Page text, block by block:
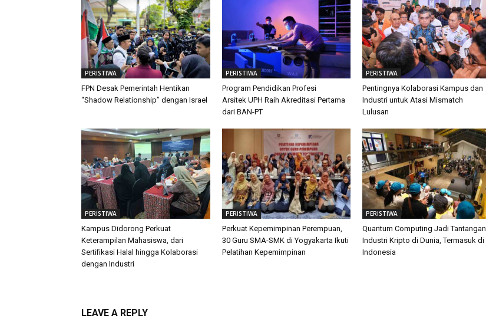
PERISTIWA
FPN Desak Pemerintah Hentikan
“Shadow Relationship” dengan Israel
PERISTIWA
Program Pendidikan Profesi
Arsitek UPH Raih Akreditasi Pertama
dari BAN-PT
PERISTIWA
Pentingnya Kolaborasi Kampus dan
Industri untuk Atasi Mismatch
Lulusan
PERISTIWA
Kampus Didorong Perkuat
Keterampilan Mahasiswa, dari
Sertifikasi Halal hingga Kolaborasi
dengan Industri
PERISTIWA
Perkuat Kepemimpinan Perempuan,
30 Guru SMA-SMK di Yogyakarta Ikuti
Pelatihan Kepemimpinan
PERISTIWA
Quantum Computing Jadi Tantangan
Industri Kripto di Dunia, Termasuk di
Indonesia
LEAVE A REPLY